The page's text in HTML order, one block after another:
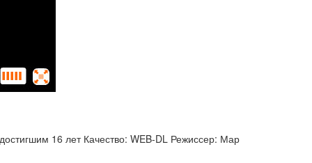
16 лет Качество: WEB-DL Режиссер: Мар